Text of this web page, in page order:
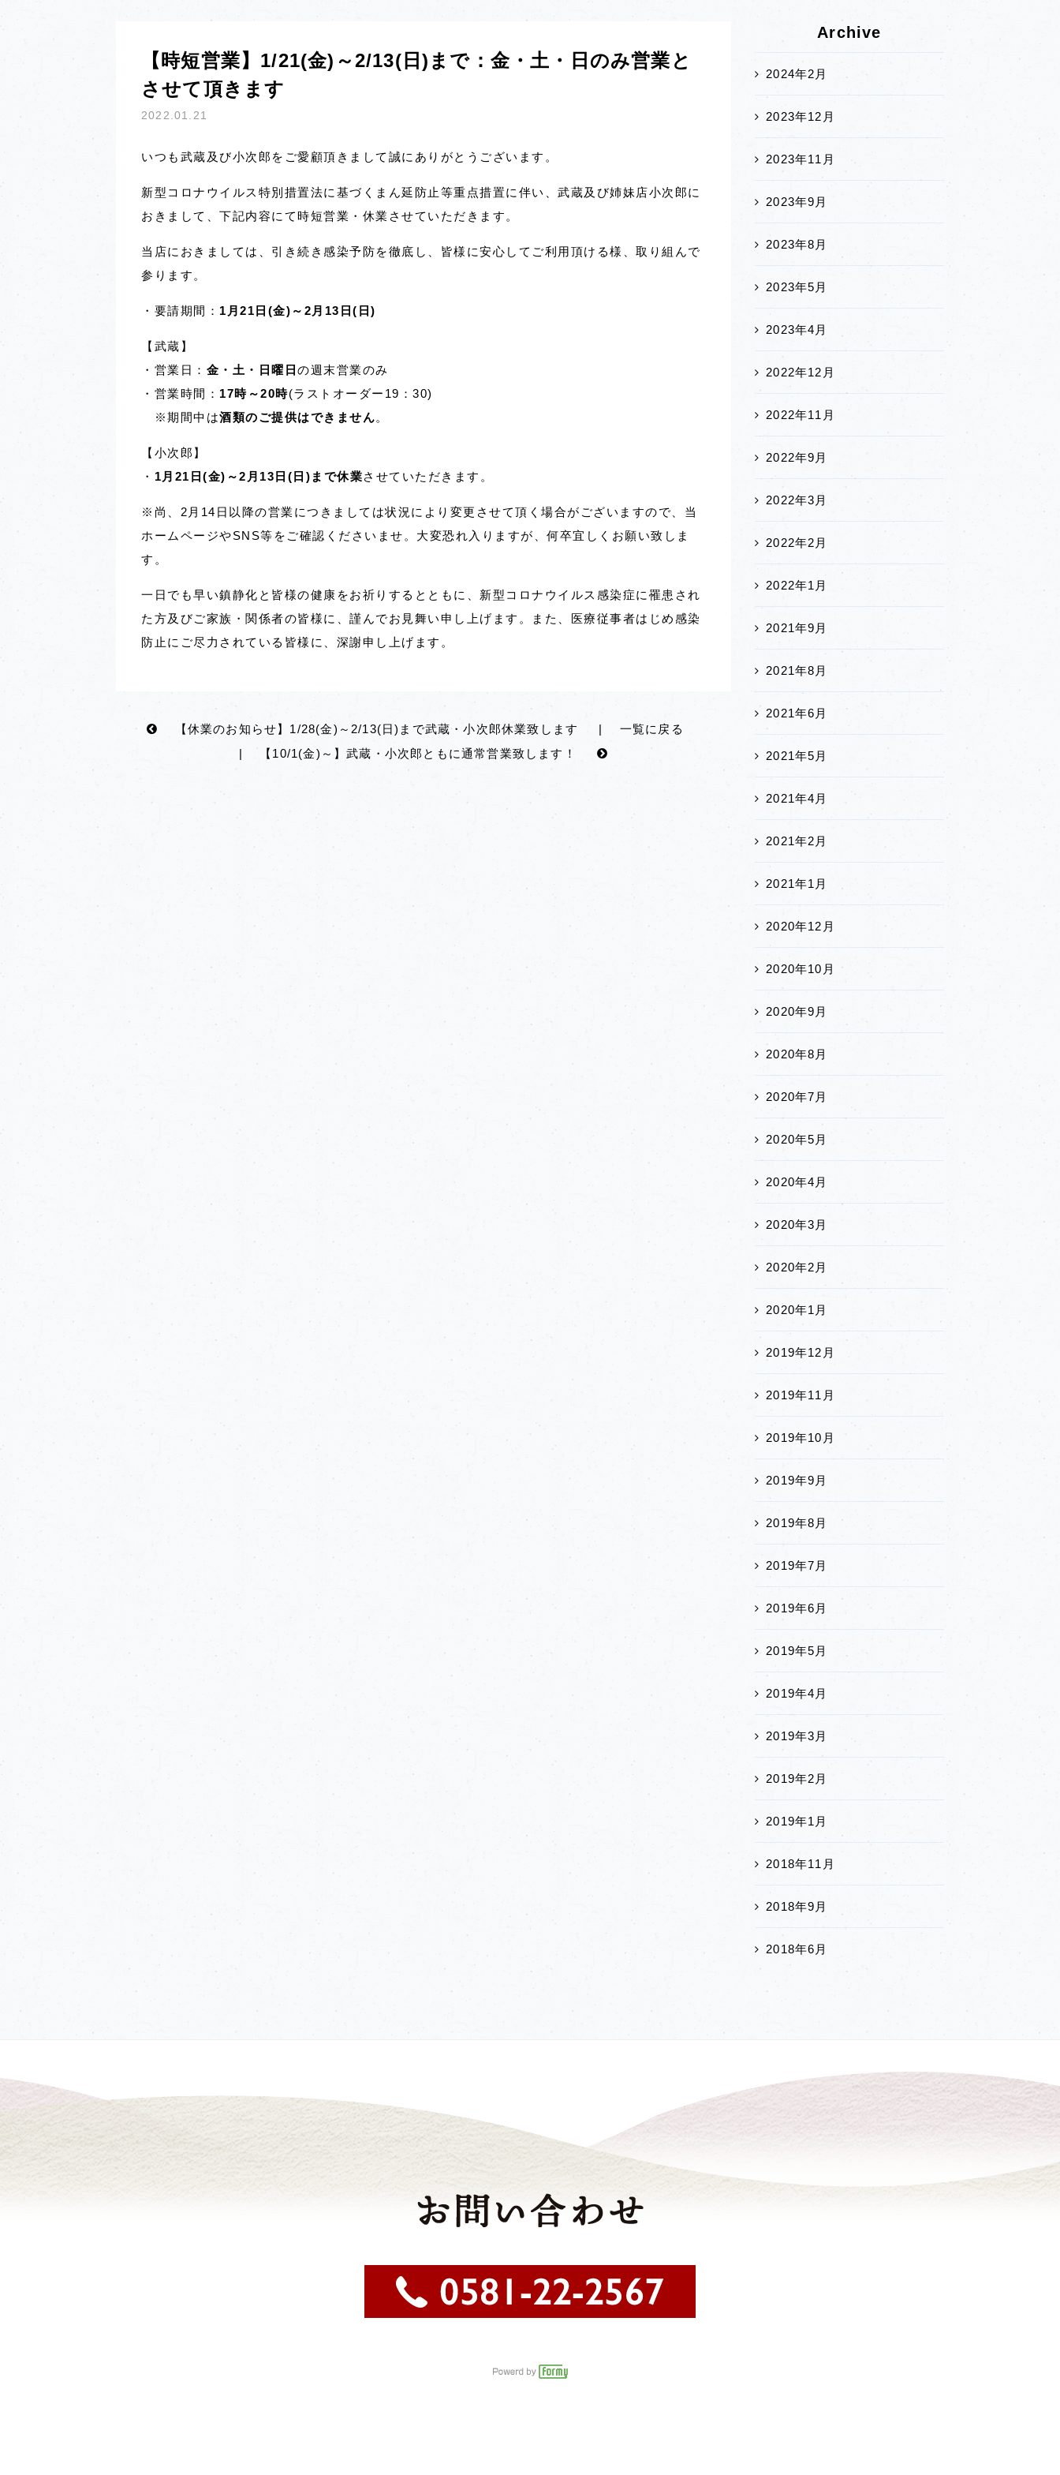
【時短営業】1/21(金)～2/13(日)まで：金・土・日のみ営業と
させて頂きます
2022.01.21
いつも武蔵及び小次郎をご愛顧頂きまして誠にありがとうございます。
新型コロナウイルス特別措置法に基づくまん延防止等重点措置に伴い、武蔵及び姉妹店小次郎に
おきまして、下記内容にて時短営業・休業させていただきます。
当店におきましては、引き続き感染予防を徹底し、皆様に安心してご利用頂ける様、取り組んで
参ります。
・要請期間： 1月21日(金)～2月13日(日)
【武蔵】
・営業日： 金・土・日曜日 の週末営業のみ
・営業時間： 17時～20時(ラストオーダー19：30)
※期間中は酒類のご提供はできません。
【小次郎】
・ 1月21日(金)～2月13日(日)まで休業させていただきます。
※尚、2月14日以降の営業につきましては状況により変更させて頂く場合がございますので、当
ホームページやSNS等をご確認くださいませ。大変恐れ入りますが、何卒宜しくお願い致しま
す。
一日でも早い鎮静化と皆様の健康をお祈りするとともに、新型コロナウイルス感染症に罹患され
た方及びご家族・関係者の皆様に、謹んでお見舞い申し上げます。また、医療従事者はじめ感染
防止にご尽力されている皆様に、深謝申し上げます。
【休業のお知らせ】1/28(金)～2/13(日)まで武蔵・小次郎休業致します |
一覧に戻る
|
【10/1(金)～】武蔵・小次郎ともに通常営業致します！
Archive
2024年2月
2023年12月
2023年11月
2023年9月
2023年8月
2023年5月
2023年4月
2022年12月
2022年11月
2022年9月
2022年3月
2022年2月
2022年1月
2021年9月
2021年8月
2021年6月
2021年5月
2021年4月
2021年2月
2021年1月
2020年12月
2020年10月
2020年9月
2020年8月
2020年7月
2020年5月
2020年4月
2020年3月
2020年2月
2020年1月
2019年12月
2019年11月
2019年10月
2019年9月
2019年8月
2019年7月
2019年6月
2019年5月
2019年4月
2019年3月
2019年2月
2019年1月
2018年11月
2018年9月
2018年6月